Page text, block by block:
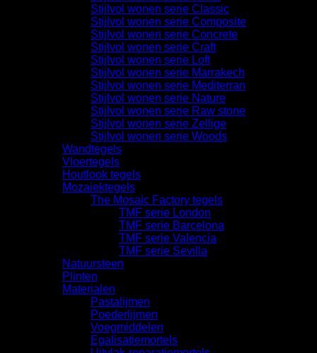
Stijlvol wonen serie Classic
Stijlvol wonen serie Composite
Stijlvol wonen serie Concrete
Stijlvol wonen serie Craft
Stijlvol wonen serie Loft
Stijlvol wonen serie Marrakech
Stijlvol wonen serie Mediterran
Stijlvol wonen serie Nature
Stijlvol wonen serie Raw stone
Stijlvol wonen serie Zellige
Stijlvol wonen serie Woods
Wandtegels
Vloertegels
Houtlook tegels
Mozaiektegels
The Mosaic Factory tegels
TMF serie London
TMF serie Barcelona
TMF serie Valencia
TMF serie Sevilla
Natuursteen
Plinten
Materialen
Pastalijmen
Poederlijmen
Voegmiddelen
Egalisatiemortels